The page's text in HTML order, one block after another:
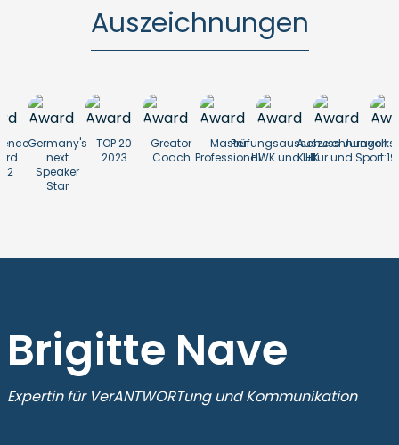
Auszeichnungen
Germany's
next
Speaker
Star
TOP 20
2023
Greator
Coach
Master
Professional
Prüfungsausschuss
HWK und IHK
Auszeichnungen
Kultur und Sport:
Brigitte Nave
Expertin für VerANTWORTung und Kommunikation